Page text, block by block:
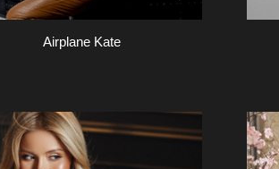
Airplane Kate